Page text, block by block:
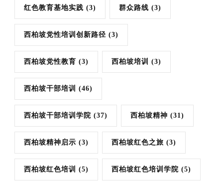
红色教育基地实践 (3) 群众路线 (3)
西柏坡党性培训创新路径 (3)
西柏坡党性教育 (3) 西柏坡培训 (3)
西柏坡干部培训 (46)
西柏坡干部培训学院 (37) 西柏坡精神 (31)
西柏坡精神启示 (3) 西柏坡红色之旅 (3)
西柏坡红色培训 (5) 西柏坡红色培训学院 (5)